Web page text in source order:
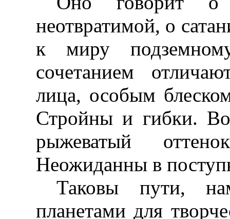
неотвратимой, о
к миру
сочетанием
лица, особым
Стройны и гибки.
рыжеватый
Неожиданны в
Таковы пути,
планетами для